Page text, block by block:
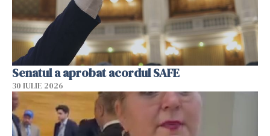
Senatul a aprobat acordul SAFE
30 IULIE 2026